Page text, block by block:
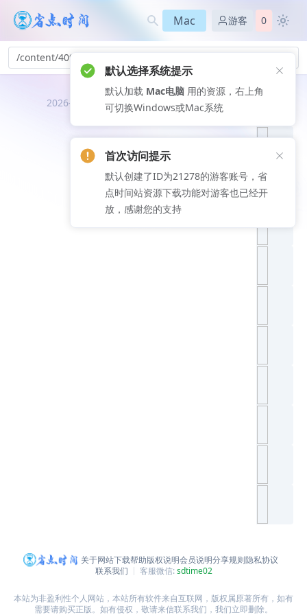
Mac 游客 0
/content/409
2026-08-09
推荐文
关于网站下载帮助版权说明会员说明分享规则隐私协议
联系我们
客服微信:sdtime02
本站为非盈利性个人网站，本站所有软件来自互联网，版权属原著所有，如有
需要请购买正版。如有侵权，敬请来信联系我们，我们立即删除。
默认选择系统提示
默认加载 Mac电脑 用的资源，右上角
可切换Windows或Mac系统
首次访问提示
默认创建了ID为21278的游客账号，省
点时间站资源下载功能对游客也已经开
放，感谢您的支持